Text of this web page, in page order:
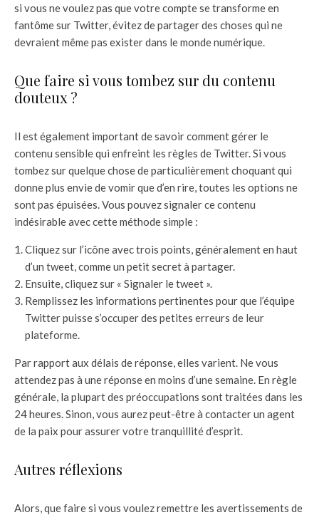
si vous ne voulez pas que votre compte se transforme en
fantôme sur Twitter, évitez de partager des choses qui ne
devraient même pas exister dans le monde numérique.
Que faire si vous tombez sur du contenu
douteux ?
Il est également important de savoir comment gérer le
contenu sensible qui enfreint les règles de Twitter. Si vous
tombez sur quelque chose de particulièrement choquant qui
donne plus envie de vomir que d’en rire, toutes les options ne
sont pas épuisées. Vous pouvez signaler ce contenu
indésirable avec cette méthode simple :
Cliquez sur l’icône avec trois points, généralement en haut
d’un tweet, comme un petit secret à partager.
Ensuite, cliquez sur « Signaler le tweet ».
Remplissez les informations pertinentes pour que l’équipe
Twitter puisse s’occuper des petites erreurs de leur
plateforme.
Par rapport aux délais de réponse, elles varient. Ne vous
attendez pas à une réponse en moins d’une semaine. En règle
générale, la plupart des préoccupations sont traitées dans les
24 heures. Sinon, vous aurez peut-être à contacter un agent
de la paix pour assurer votre tranquillité d’esprit.
Autres réflexions
Alors, que faire si vous voulez remettre les avertissements de